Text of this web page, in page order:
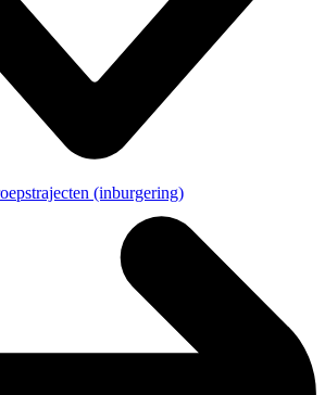
(inburgering)